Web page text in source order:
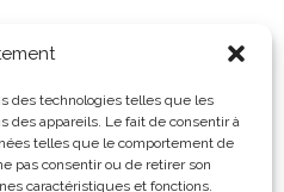
des technologies telles que les
des appareils. Le fait de consentir à
telles que le comportement de
pas consentir ou de retirer son
caractéristiques et fonctions.